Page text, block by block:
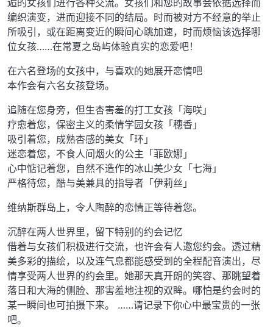
逅的女孩们进行各种交流。女孩们和您的故事会依据选择而
编织演变，进而迎接不同的结局。时而被对方不经意的举止
所吸引，或在距离变近的瞬间心跳加速，时而烦恼该选择哪
位女孩……在常夏之岛屿体验真实的恋爱吧！
在六名登场的女孩中，与喜欢的她展开恋情吧
本作会有六名女孩登场。
追随在您身旁，但生杏害羞的打工女孩「海咲」
疗愈着您，保密主义的柔情学园女孩「穗香」
吸引着您，成熟杏感的美女「环」
迷恋着您，不食人间烟火的公主「菲欧娜」
心中惦记着您，自然不造作的冰山美少女「七海」
严格待您，酷与美兼具的指导者「伊莉丝」
维纳斯群岛上，令人陶醉的恋情正等待着您。
沉醉在两人世界里，留下特别的约会记忆
借着与女孩们积极进行交流，也许会有人邀您约会。透过精
美多彩的描绘，以及连气息都能感受到的全程配音演出，尽
情享受两人世界的约会里。她那天真开朗的笑容、那眺望着
落日和大海的侧脸、那害羞地注视的双眸。哪怕是约会时的
某一瞬间也可拍摄下来。 ……请记录下你心中最宝贵的一张
吧。